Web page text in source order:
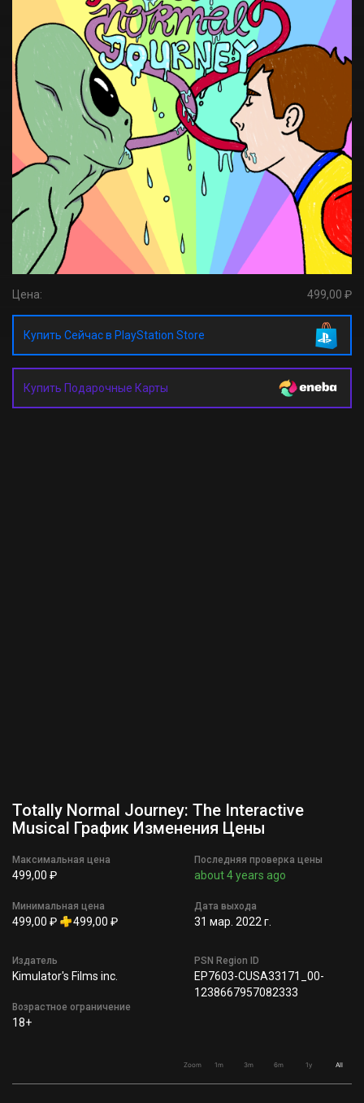
Цена: 499,00 ₽
Купить Сейчас в PlayStation Store
Купить Подарочные Карты
Totally Normal Journey: The Interactive
Musical График Изменения Цены
Максимальная цена
499,00 ₽
Минимальная цена
499,00 ₽ 499,00 ₽
Последняя проверка цены
about 4 years ago
Дата выхода
31 мар. 2022 г.
Издатель
Kimulator's Films inc.
Возрастное ограничение
18+
PSN Region ID
EP7603-CUSA33171_00-
1238667957082333
Zoom 1m 3m 6m 1y All